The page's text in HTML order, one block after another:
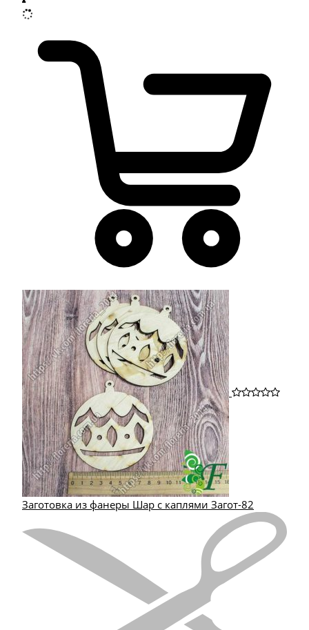
Заготовка из фанеры Шар с каплями Загот-82